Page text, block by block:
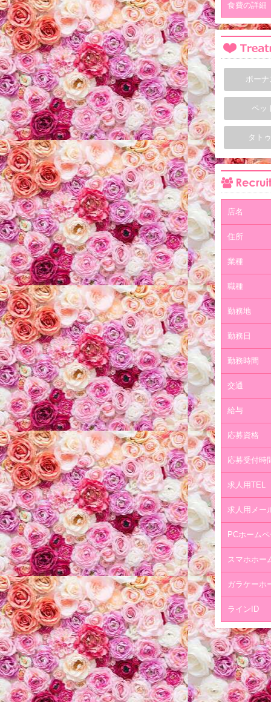
食費の詳細
ボー
ペッ
タト
店名
住所
業種
職種
勤務地
勤務日
勤務時間
交通
給与
応募資格
応募受付時
求人用TEL
求人用メー
PCホーム
スマホホー
ガラケーホ
ラインID